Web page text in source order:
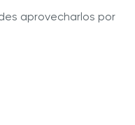
aprovecharlos por